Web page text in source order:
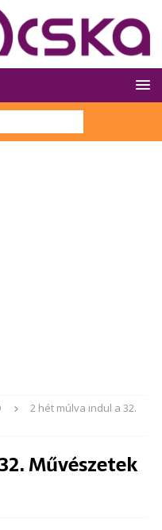
2 hét múlva indul a 32.
Művészetek